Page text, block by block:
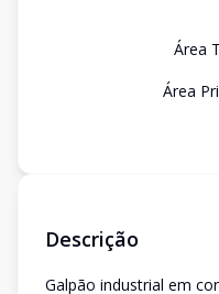
Área
Área
Descrição
Galpão industrial em